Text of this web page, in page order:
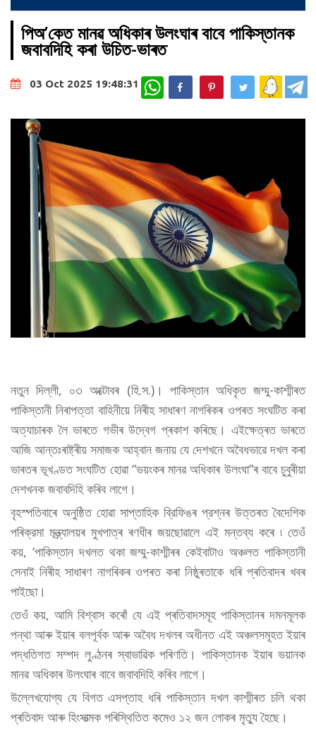
পিঅ’কেত মানৱ অধিকাৰ উলংঘাৰ বাবে পাকিস্তানক
জবাবদিহি কৰা উচিত-ভাৰত
03 Oct 2025 19:48:31 WhatsApp
নতুন দিল্লী, ০৩ অক্টোবৰ (হি.স.)। পাকিস্তান অধিকৃত জম্মু-কাশ্মীৰত
পাকিস্তানী নিৰাপত্তা বাহিনীয়ে নিৰীহ সাধাৰণ নাগৰিকৰ ওপৰত সংঘটিত কৰা
অত্যাচাৰক লৈ ভাৰতে গভীৰ উদ্বেগ প্ৰকাশ কৰিছে। এইক্ষেত্ৰত ভাৰতে
আজি আন্তঃৰাষ্ট্ৰীয় সমাজক আহ্বান জনায় যে দেশখনে অবৈধভাৱে দখল কৰা
ভাৰতৰ ভূখণ্ডত সংঘটিত হোৱা “ভয়ংকৰ মানৱ অধিকাৰ উলংঘা”ৰ বাবে চুবুৰীয়া
দেশখনক জবাবদিহি কৰিব লাগে।
বৃহস্পতিবাৰে অনুষ্ঠিত হোৱা সাপ্তাহিক ব্রিফিঙৰ প্রশ্নৰ উত্তৰত বৈদেশিক
পৰিক্রমা মন্ত্র্যালয়ৰ মুখপাত্ৰ ৰণধীৰ জয়ছোৱালে এই মন্তব্য কৰে ৷ তেওঁ
কয়, ‘পাকিস্তান দখলত থকা জম্মু-কাশ্মীৰৰ কেইবাটাও অঞ্চলত পাকিস্তানী
সেনাই নিৰীহ সাধাৰণ নাগৰিকৰ ওপৰত কৰা নিষ্ঠুৰতাকে ধৰি প্ৰতিবাদৰ খবৰ
পাইছো।
তেওঁ কয়, আমি বিশ্বাস কৰোঁ যে এই প্ৰতিবাদসমূহ পাকিস্তানৰ দমনমূলক
পন্থা আৰু ইয়াৰ বলপূৰ্বক আৰু অবৈধ দখলৰ অধীনত এই অঞ্চলসমূহত ইয়াৰ
পদ্ধতিগত সম্পদ লুণ্ঠনৰ স্বাভাৱিক পৰিণতি। পাকিস্তানক ইয়াৰ ভয়ানক
মানৱ অধিকাৰ উলংঘাৰ বাবে জবাবদিহি কৰিব লাগে।
উল্লেখযোগ্য যে বিগত এসপ্তাহ ধৰি পাকিস্তান দখল কাশ্মীৰত চলি থকা
প্ৰতিবাদ আৰু হিংসাত্মক পৰিস্থিতিত কমেও ১২ জন লোকৰ মৃত্যু হৈছে।